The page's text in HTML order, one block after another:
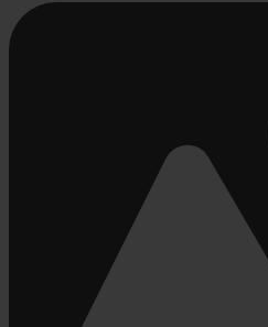
Beschäftigt
laden